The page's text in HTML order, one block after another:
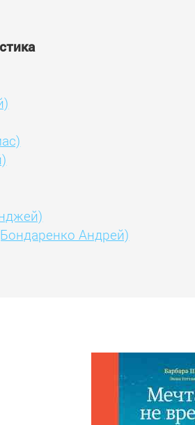
Андрей)